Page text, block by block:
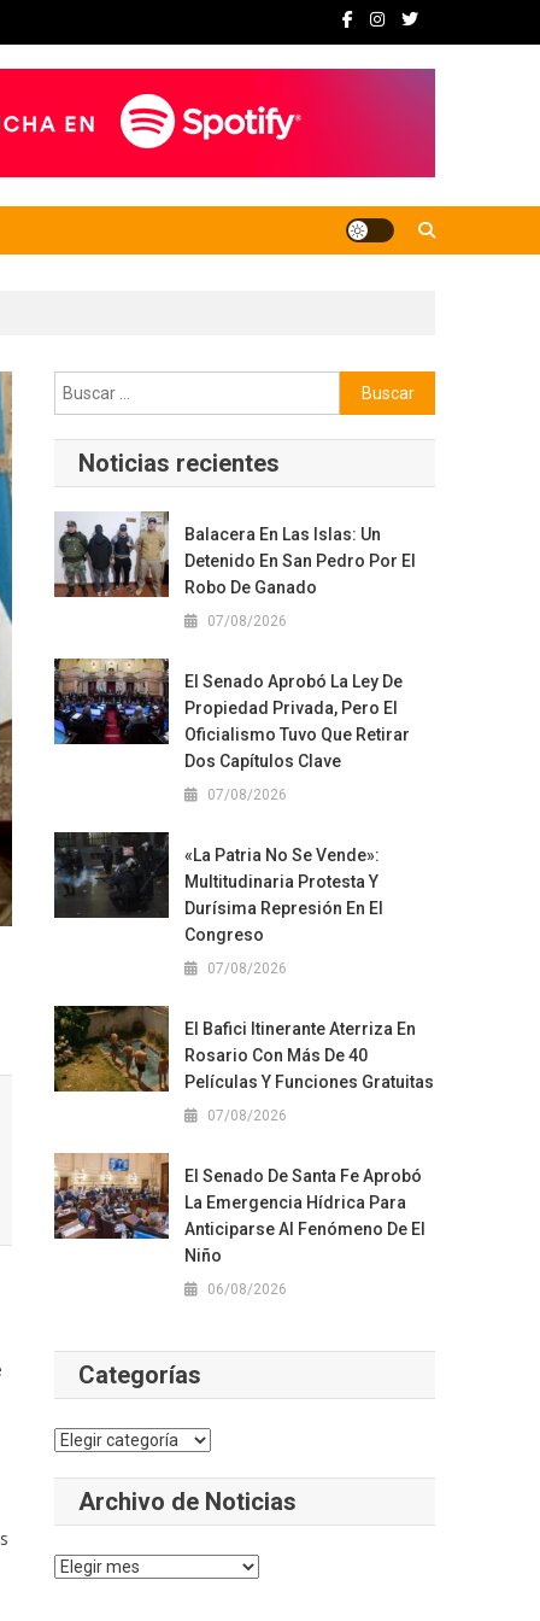
Buscar:
Noticias recientes
Balacera En Las Islas: Un
Detenido En San Pedro Por El
Robo De Ganado
07/08/2026
El Senado Aprobó La Ley De
Propiedad Privada, Pero El
Oficialismo Tuvo Que Retirar
Dos Capítulos Clave
07/08/2026
«La Patria No Se Vende»:
Multitudinaria Protesta Y
Durísima Represión En El
Congreso
07/08/2026
El Bafici Itinerante Aterriza En
Rosario Con Más De 40
Películas Y Funciones Gratuitas
07/08/2026
El Senado De Santa Fe Aprobó
La Emergencia Hídrica Para
Anticiparse Al Fenómeno De El
Niño
06/08/2026
Categorías
Categorías
Archivo de Noticias
Archivo